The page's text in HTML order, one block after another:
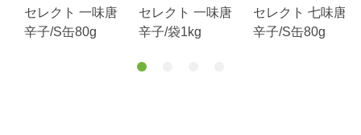
セレクト 一味唐
辛子/S缶80g
セレクト 一味唐
辛子/袋1kg
セレクト 七味唐
辛子/S缶80g